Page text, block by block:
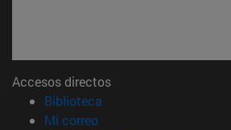
Accesos directos
Biblioteca
Mi correo(abre en nueva ventana)